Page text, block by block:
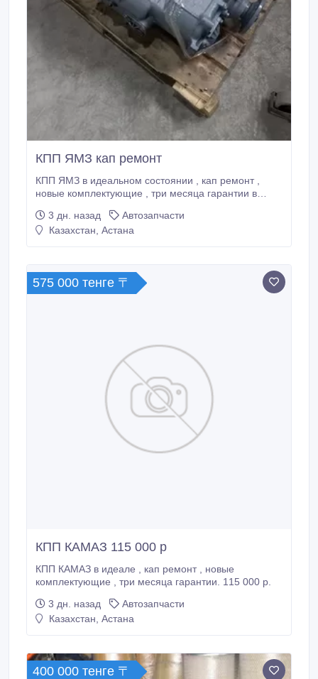
КПП ЯМЗ кап ремонт
КПП ЯМЗ в идеальном состоянии , кап ремонт ,
новые комплектующие , три месяца гарантии в
3 дн. назад
Автозапчасти
Казахстан, Астана
575 000 тенге 〒
КПП КАМАЗ 115 000 р
КПП КАМАЗ в идеале , кап ремонт , новые
комплектующие , три месяца гарантии. 115 000 р.
3 дн. назад
Автозапчасти
Казахстан, Астана
400 000 тенге 〒